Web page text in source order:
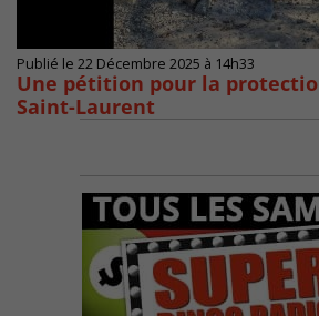
Publié le 22 Décembre 2025 à 14h33
Une pétition pour la
Saint-Laurent